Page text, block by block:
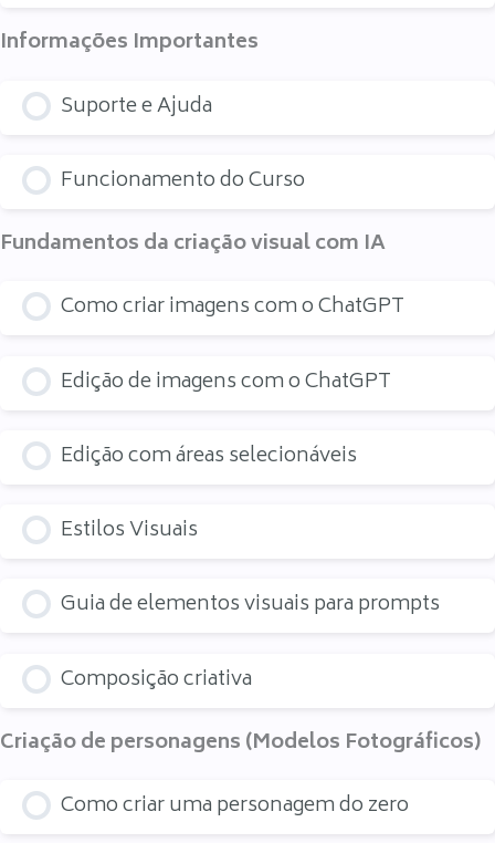
Informações Importantes
Suporte e Ajuda
Funcionamento do Curso
Fundamentos da criação visual com IA
Como criar imagens com o ChatGPT
Edição de imagens com o ChatGPT
Edição com áreas selecionáveis
Estilos Visuais
Guia de elementos visuais para prompts
Composição criativa
Criação de personagens (Modelos Fotográficos)
Como criar uma personagem do zero